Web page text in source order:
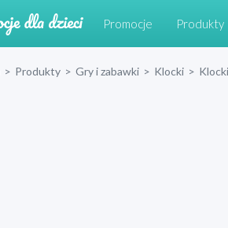
Promocje Produkty
> Produkty > Gry i zabawki > Klocki >